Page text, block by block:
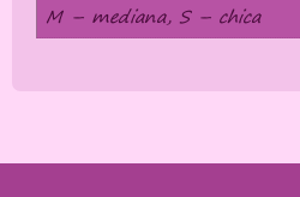
M – mediana, S – chica